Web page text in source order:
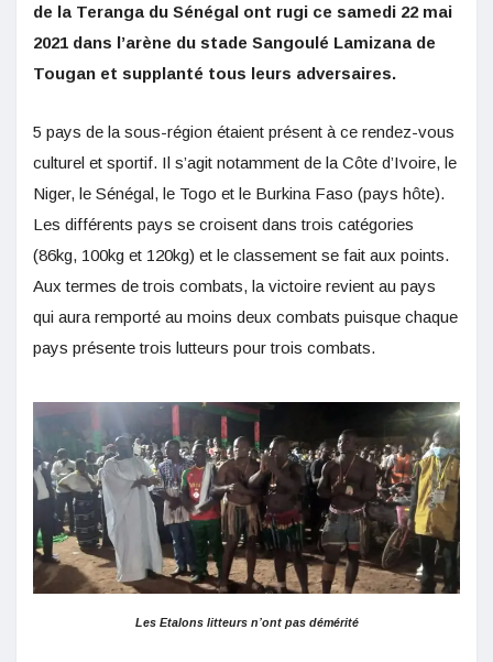
de la Teranga du Sénégal ont rugi ce samedi 22 mai
2021 dans l’arène du stade Sangoulé Lamizana de
Tougan et supplanté tous leurs adversaires.
5 pays de la sous-région étaient présent à ce rendez-vous
culturel et sportif. Il s’agit notamment de la Côte d’Ivoire, le
Niger, le Sénégal, le Togo et le Burkina Faso (pays hôte).
Les différents pays se croisent dans trois catégories
(86kg, 100kg et 120kg) et le classement se fait aux points.
Aux termes de trois combats, la victoire revient au pays
qui aura remporté au moins deux combats puisque chaque
pays présente trois lutteurs pour trois combats.
Les Etalons litteurs n’ont pas démérité